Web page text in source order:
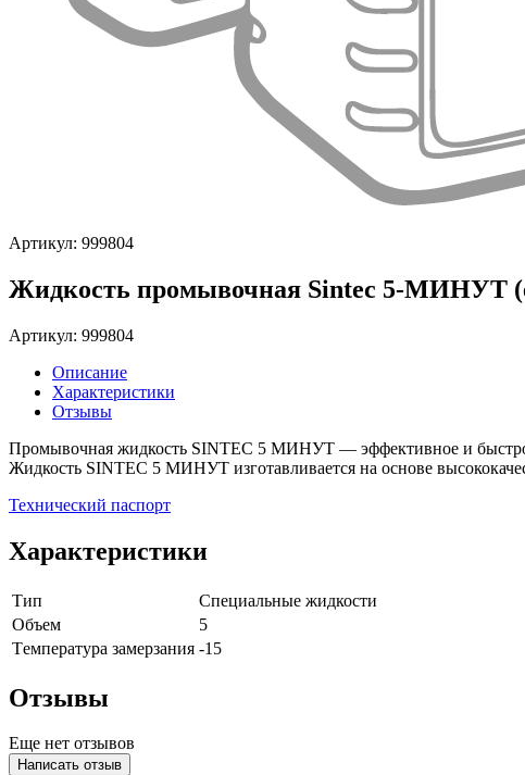
Артикул: 999804
Жидкость промывочная Sintec 5-МИНУТ
Артикул: 999804
Описание
Характеристики
Отзывы
Промывочная жидкость SINTEC 5 МИНУТ — эффективное и быстрое
Жидкость SINTEC 5 МИНУТ изготавливается на основе
Технический паспорт
Характеристики
Тип
Специальные жидкости
Объем
5
Tемпература замерзания -15
Отзывы
Еще нет отзывов
Написать отзыв